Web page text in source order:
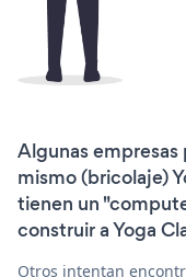
Algunas
mismo (bricolaje)
tienen un
construir a Yoga
Otros intentan